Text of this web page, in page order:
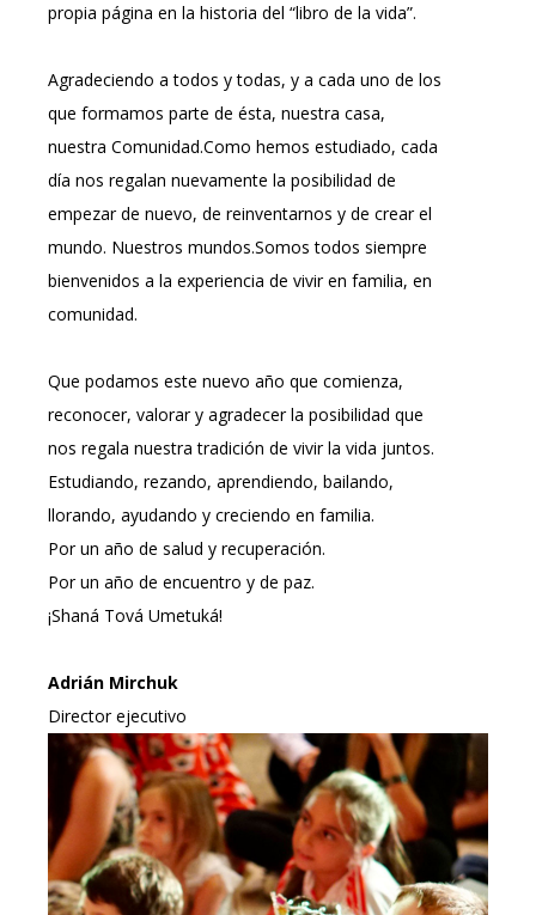
propia página en la historia del “libro de la vida”.
Agradeciendo a todos y todas, y a cada uno de los
que formamos parte de ésta, nuestra casa,
nuestra Comunidad.Como hemos estudiado, cada
día nos regalan nuevamente la posibilidad de
empezar de nuevo, de reinventarnos y de crear el
mundo. Nuestros mundos.Somos todos siempre
bienvenidos a la experiencia de vivir en familia, en
comunidad.
Que podamos este nuevo año que comienza,
reconocer, valorar y agradecer la posibilidad que
nos regala nuestra tradición de vivir la vida juntos.
Estudiando, rezando, aprendiendo, bailando,
llorando, ayudando y creciendo en familia.
Por un año de salud y recuperación.
Por un año de encuentro y de paz.
¡Shaná Tová Umetuká!
Adrián Mirchuk
Director ejecutivo